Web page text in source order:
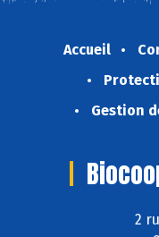
Accueil
Gestion
2